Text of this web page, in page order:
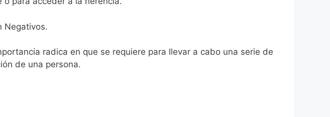
Negativos.
radica en que se requiere para llevar a cabo una serie de
de una persona.